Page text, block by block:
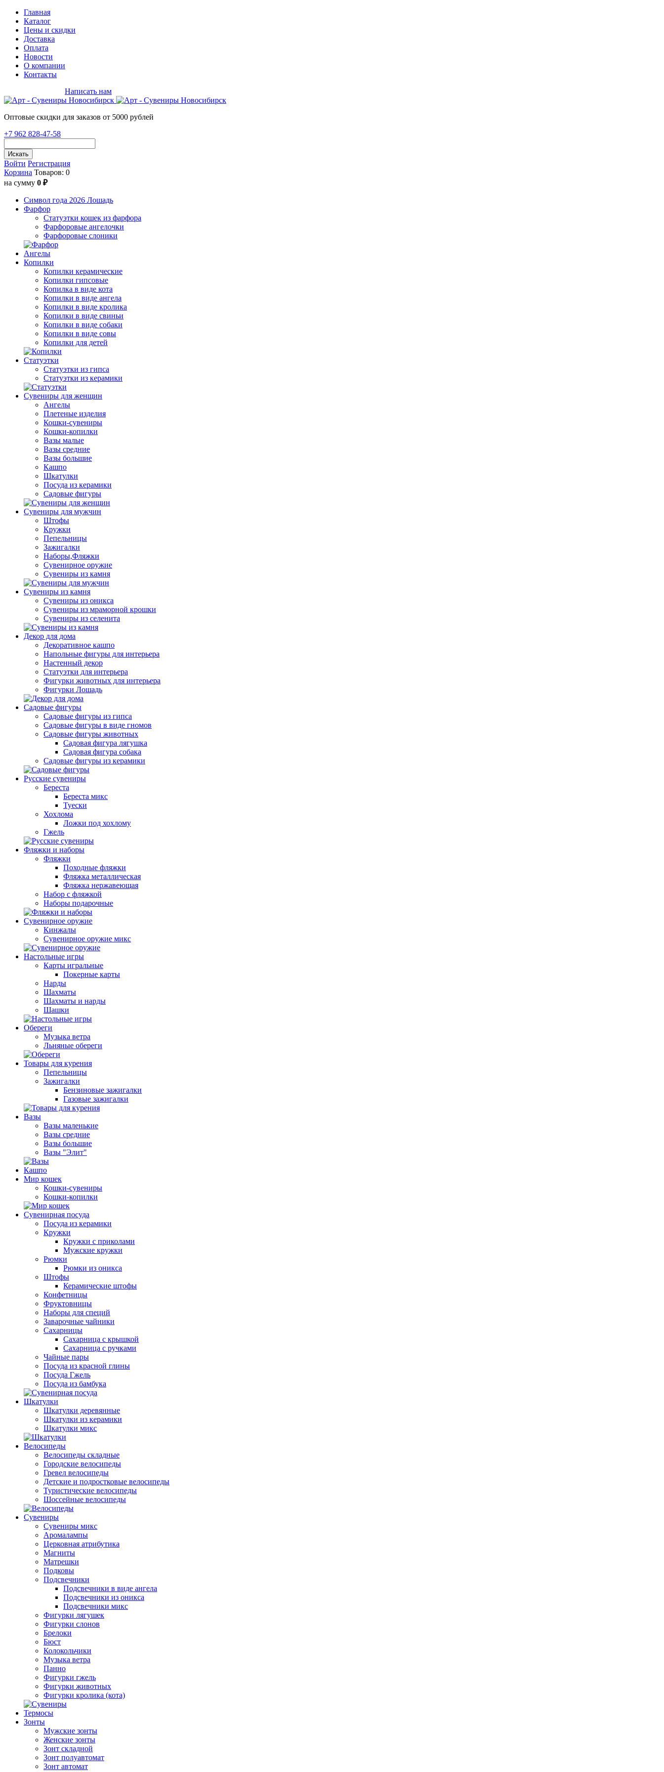
Главная
Каталог
Цены и скидки
Доставка
Оплата
Новости
О компании
Контакты
Написать нам
Оптовые скидки для заказов от 5000 рублей
+7 962 828-47-58
Искать
Войти Регистрация
Корзина Товаров: 0
на сумму 0 ₽
Символ года 2026 Лошадь
Фарфор
Статуэтки кошек из фарфора
Фарфоровые ангелочки
Фарфоровые слоники
Ангелы
Копилки
Копилки керамические
Копилки гипсовые
Копилка в виде кота
Копилки в виде ангела
Копилки в виде кролика
Копилки в виде свиньи
Копилки в виде собаки
Копилки в виде совы
Копилки для детей
Статуэтки
Статуэтки из гипса
Статуэтки из керамики
Сувениры для женщин
Ангелы
Плетеные изделия
Кошки-сувениры
Кошки-копилки
Вазы малые
Вазы средние
Вазы большие
Кашпо
Шкатулки
Посуда из керамики
Садовые фигуры
Сувениры для мужчин
Штофы
Кружки
Пепельницы
Зажигалки
Наборы,Фляжки
Сувенирное оружие
Сувениры из камня
Сувениры из камня
Сувениры из оникса
Сувениры из мраморной крошки
Сувениры из селенита
Декор для дома
Декоративное кашпо
Напольные фигуры для интерьера
Настенный декор
Статуэтки для интерьера
Фигурки животных для интерьера
Фигурки Лошадь
Садовые фигуры
Садовые фигуры из гипса
Садовые фигуры в виде гномов
Садовые фигуры животных
Садовая фигура лягушка
Садовая фигура собака
Садовые фигуры из керамики
Русские сувениры
Береста
Береста микс
Туески
Хохлома
Ложки под хохлому
Гжель
Фляжки и наборы
Фляжки
Походные фляжки
Фляжка металлическая
Фляжка нержавеющая
Набор с фляжкой
Наборы подарочные
Сувенирное оружие
Кинжалы
Сувенирное оружие микс
Настольные игры
Карты игральные
Покерные карты
Нарды
Шахматы
Шахматы и нарды
Шашки
Обереги
Музыка ветра
Льняные обереги
Товары для курения
Пепельницы
Зажигалки
Бензиновые зажигалки
Газовые зажигалки
Вазы
Вазы маленькие
Вазы средние
Вазы большие
Вазы "Элит"
Кашпо
Мир кошек
Кошки-сувениры
Кошки-копилки
Сувенирная посуда
Посуда из керамики
Кружки
Кружки с приколами
Мужские кружки
Рюмки
Рюмки из оникса
Штофы
Керамические штофы
Конфетницы
Фруктовницы
Наборы для специй
Заварочные чайники
Сахарницы
Сахарница с крышкой
Сахарница с ручками
Чайные пары
Посуда из красной глины
Посуда Гжель
Посуда из бамбука
Шкатулки
Шкатулки деревянные
Шкатулки из керамики
Шкатулки микс
Велосипеды
Велосипеды складные
Городские велосипеды
Гревел велосипеды
Детские и подростковые велосипеды
Туристические велосипеды
Шоссейные велосипеды
Сувениры
Сувениры микс
Аромалампы
Церковная атрибутика
Магниты
Матрешки
Подковы
Подсвечники
Подсвечники в виде ангела
Подсвечники из оникса
Подсвечники микс
Фигурки лягушек
Фигурки слонов
Брелоки
Бюст
Колокольчики
Музыка ветра
Панно
Фигурки гжель
Фигурки животных
Фигурки кролика (кота)
Термосы
Зонты
Мужские зонты
Женские зонты
Зонт складной
Зонт полуавтомат
Зонт автомат